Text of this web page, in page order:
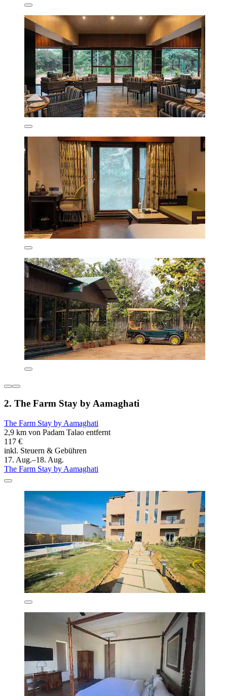
2. The Farm Stay by Aamaghati
The Farm Stay by Aamaghati
2,9 km von Padam Talao entfernt
117 €
inkl. Steuern & Gebühren
17. Aug.–18. Aug.
The Farm Stay by Aamaghati